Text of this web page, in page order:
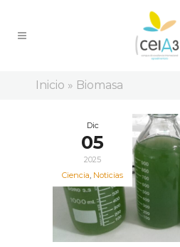
Inicio » Biomasa
Dic
05
2025
Ciencia, Noticias